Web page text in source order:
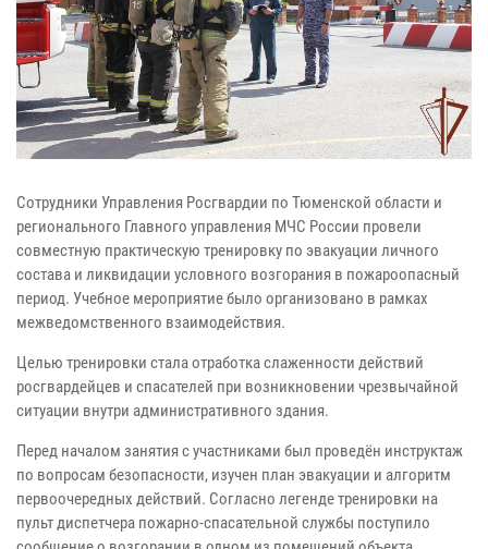
Сотрудники Управления Росгвардии по Тюменской области и
регионального Главного управления МЧС России провели
совместную практическую тренировку по эвакуации личного
состава и ликвидации условного возгорания в пожароопасный
период. Учебное мероприятие было организовано в рамках
межведомственного взаимодействия.
Целью тренировки стала отработка слаженности действий
росгвардейцев и спасателей при возникновении чрезвычайной
ситуации внутри административного здания.
Перед началом занятия с участниками был проведён инструктаж
по вопросам безопасности, изучен план эвакуации и алгоритм
первоочередных действий. Согласно легенде тренировки на
пульт диспетчера пожарно-спасательной службы поступило